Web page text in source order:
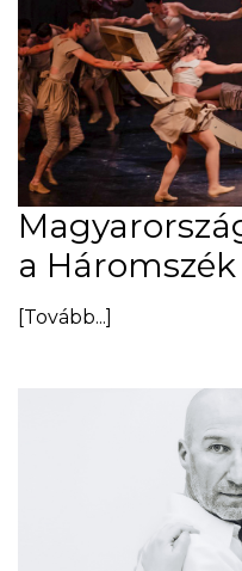
a
[Tovább...]